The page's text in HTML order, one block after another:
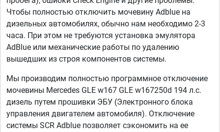
Чтобы полностью отключить мочевину Adblue на
дизельных автомобилях, обычно нам необходимо 2-3
часа. При этом не требуются установка эмулятора
AdBlue или механические работы по удалению
вышедших из строя компонентов системы.
Мы производим полностью программное отключение
мочевины Mercedes GLE w167 GLE w167250d 194 л.с.
дизель путем прошивки ЭБУ (Электронного блока
управления двигателем автомобиля). Отключение
системы SCR Adblue позволяет сэкономить на ее